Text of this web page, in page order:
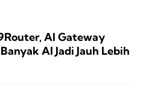
AI Gateway
AI Jadi Jauh Lebih